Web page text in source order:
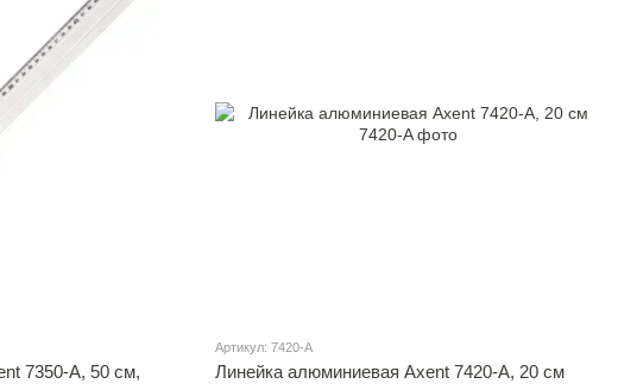
7350-A, 50 см,
Артикул: 7420-A
Линейка алюминиевая Axent 7420-A, 20 см